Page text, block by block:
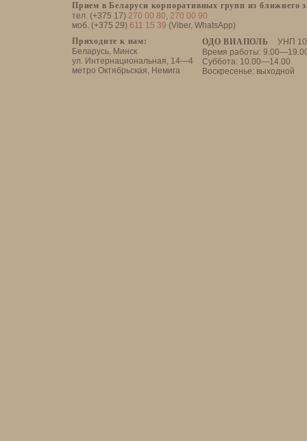
Прием в Беларуси корпоративных групп из ближнего
тел. (+375 17) 270 00 80, 270 00 90
моб. (+375 29) 611 15 39 (Viber, WhatsApp)
ОДО ВИАПОЛЬ
УНП
Время работы:
Суббота: 10.00—14.00
Воскресенье: выходной
Приходите к нам:
Беларусь, Минск
ул. Интернациональная, 14—4
метро Октябрьская, Немига